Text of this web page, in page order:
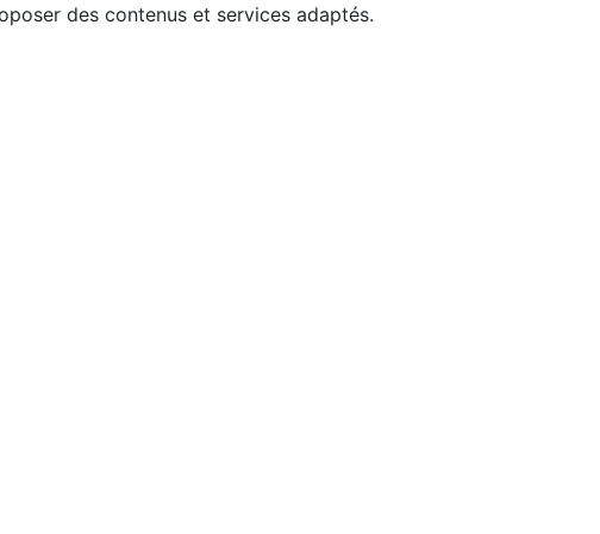
des contenus et services adaptés.